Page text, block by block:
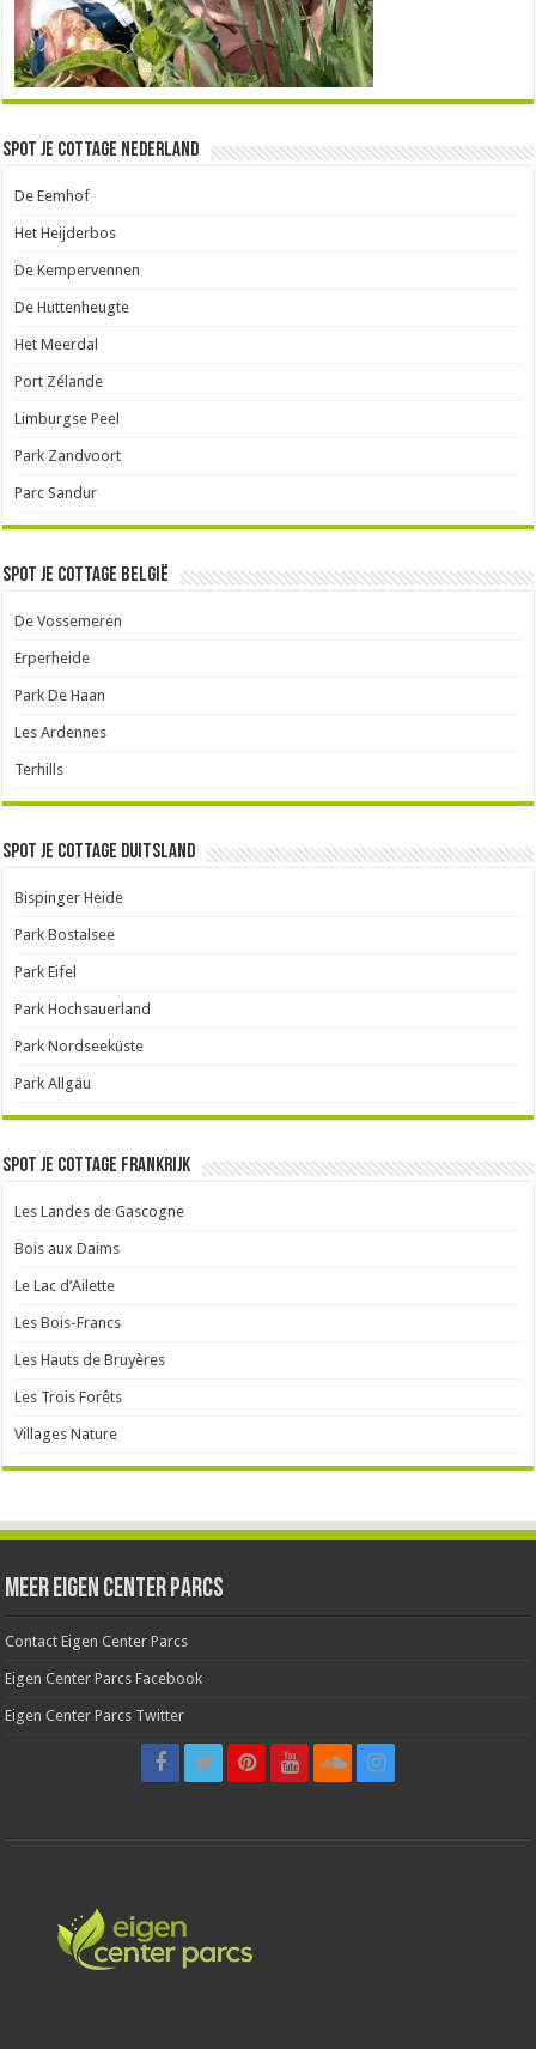
Spot je Cottage Nederland
De Eemhof
Het Heijderbos
De Kempervennen
De Huttenheugte
Het Meerdal
Port Zélande
Limburgse Peel
Park Zandvoort
Parc Sandur
Spot je cottage België
De Vossemeren
Erperheide
Park De Haan
Les Ardennes
Terhills
Spot je cottage Duitsland
Bispinger Heide
Park Bostalsee
Park Eifel
Park Hochsauerland
Park Nordseeküste
Park Allgäu
Spot je cottage Frankrijk
Les Landes de Gascogne
Bois aux Daims
Le Lac d’Ailette
Les Bois-Francs
Les Hauts de Bruyères
Les Trois Forêts
Villages Nature
Meer Eigen Center Parcs
Contact Eigen Center Parcs
Eigen Center Parcs Facebook
Eigen Center Parcs Twitter